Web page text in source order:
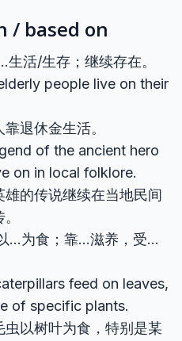
/ based on
活/生存；继续存在。
people live on their
退休金生活。
of the ancient hero
on in local folklore.
雄的传说继续在当地民间
…为食；靠…滋养，受…
feed on leaves,
of specific plants.
虫以树叶为食，特别是某